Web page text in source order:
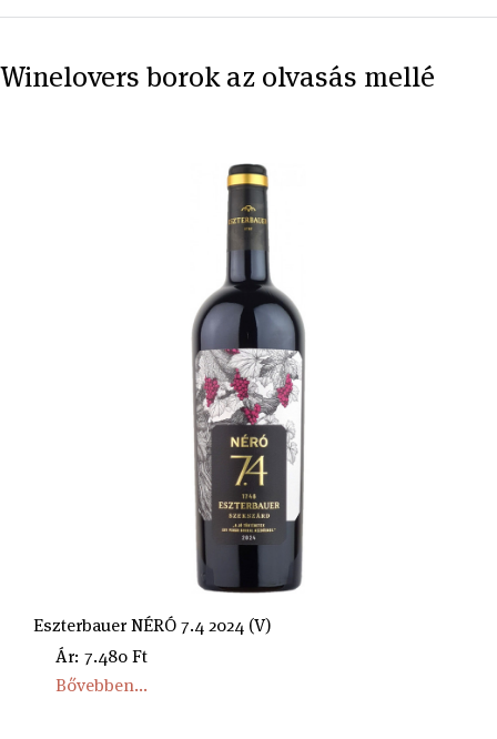
Winelovers borok az olvasás mellé
Eszterbauer NÉRÓ 7.4 2024 (V)
Ár: 7.480 Ft
Bővebben...